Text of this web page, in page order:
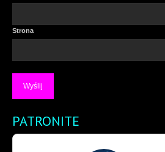
Strona
PATRONITE